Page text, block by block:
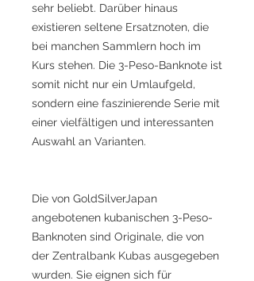
sehr beliebt. Darüber hinaus
existieren seltene Ersatznoten, die
bei manchen Sammlern hoch im
Kurs stehen. Die 3-Peso-Banknote ist
somit nicht nur ein Umlaufgeld,
sondern eine faszinierende Serie mit
einer vielfältigen und interessanten
Auswahl an Varianten.
Die von GoldSilverJapan
angebotenen kubanischen 3-Peso-
Banknoten sind Originale, die von
der Zentralbank Kubas ausgegeben
wurden. Sie eignen sich für